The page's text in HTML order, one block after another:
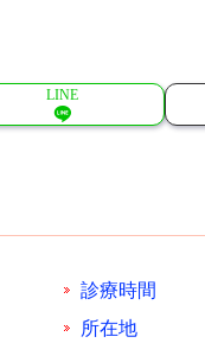
LINE
診療時間
所在地